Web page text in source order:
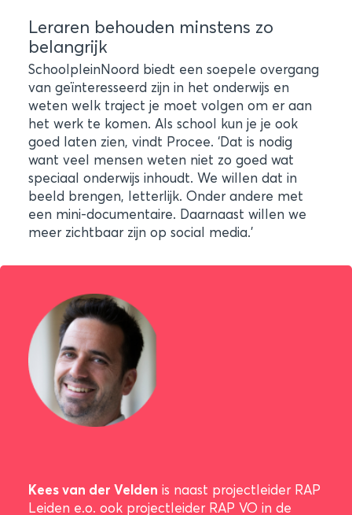
Leraren behouden minstens zo
belangrijk
SchoolpleinNoord biedt een soepele overgang
van geïnteresseerd zijn in het onderwijs en
weten welk traject je moet volgen om er aan
het werk te komen. Als school kun je je ook
goed laten zien, vindt Procee. ‘Dat is nodig
want veel mensen weten niet zo goed wat
speciaal onderwijs inhoudt. We willen dat in
beeld brengen, letterlijk. Onder andere met
een mini-documentaire. Daarnaast willen we
meer zichtbaar zijn op social media.’
Kees van der Velden is naast projectleider RAP
Leiden e.o. ook projectleider RAP VO in de